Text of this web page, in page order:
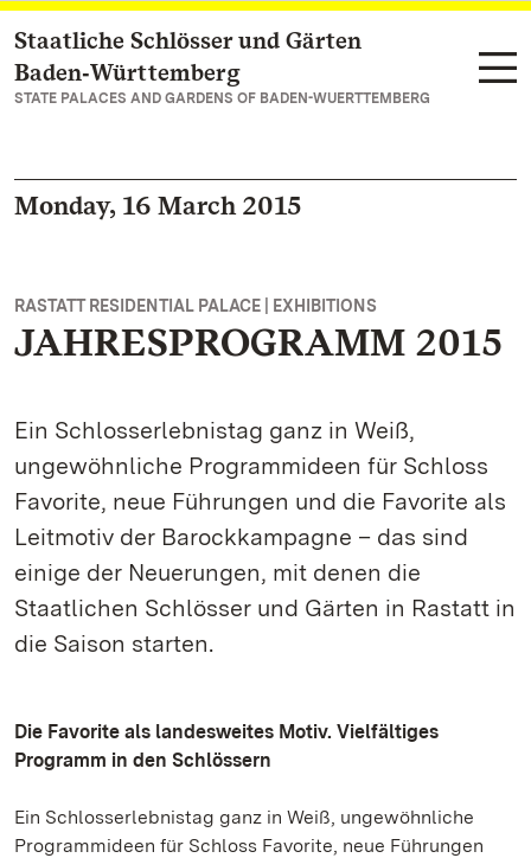
Navigate to main page
Staatliche Schlösser und Gärten
Baden‑Württemberg
STATE PALACES AND GARDENS OF BADEN-WUERTTEMBERG
Monday, 16 March 2015
RASTATT RESIDENTIAL PALACE | EXHIBITIONS
JAHRESPROGRAMM 2015
Ein Schlosserlebnistag ganz in Weiß,
ungewöhnliche Programmideen für Schloss
Favorite, neue Führungen und die Favorite als
Leitmotiv der Barockkampagne – das sind
einige der Neuerungen, mit denen die
Staatlichen Schlösser und Gärten in Rastatt in
die Saison starten.
Die Favorite als landesweites Motiv. Vielfältiges
Programm in den Schlössern
Ein Schlosserlebnistag ganz in Weiß, ungewöhnliche
Programmideen für Schloss Favorite, neue Führungen